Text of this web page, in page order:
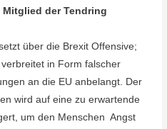
der Tendring
über die Brexit Offensive;
in Form falscher
an die EU anbelangt. Der
wird auf eine zu erwartende
um den Menschen Angst